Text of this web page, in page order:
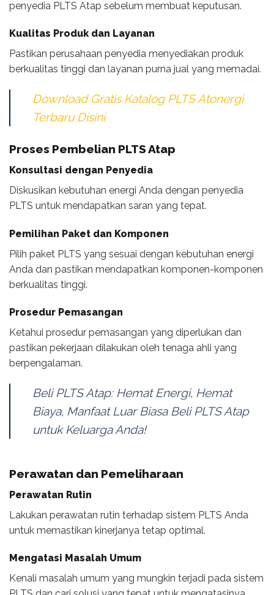
penyedia PLTS Atap sebelum membuat keputusan.
Kualitas Produk dan Layanan
Pastikan perusahaan penyedia menyediakan produk
berkualitas tinggi dan layanan purna jual yang memadai.
Download Gratis Katalog PLTS Atonergi
Terbaru Disini
Proses Pembelian PLTS Atap
Konsultasi dengan Penyedia
Diskusikan kebutuhan energi Anda dengan penyedia
PLTS untuk mendapatkan saran yang tepat.
Pemilihan Paket dan Komponen
Pilih paket PLTS yang sesuai dengan kebutuhan energi
Anda dan pastikan mendapatkan komponen-komponen
berkualitas tinggi.
Prosedur Pemasangan
Ketahui prosedur pemasangan yang diperlukan dan
pastikan pekerjaan dilakukan oleh tenaga ahli yang
berpengalaman.
Beli PLTS Atap: Hemat Energi, Hemat
Biaya, Manfaat Luar Biasa Beli PLTS Atap
untuk Keluarga Anda!
Perawatan dan Pemeliharaan
Perawatan Rutin
Lakukan perawatan rutin terhadap sistem PLTS Anda
untuk memastikan kinerjanya tetap optimal.
Mengatasi Masalah Umum
Kenali masalah umum yang mungkin terjadi pada sistem